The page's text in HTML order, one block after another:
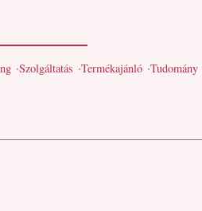
Szolgáltatás Termékajánló Tudomány